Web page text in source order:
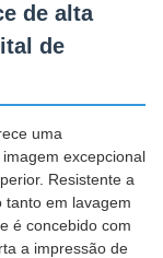
de alta
de
uma
excepcional
Resistente a
tanto em lavagem
é concebido com
a impressão de